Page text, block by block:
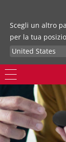
Scegli un altro
per la tua